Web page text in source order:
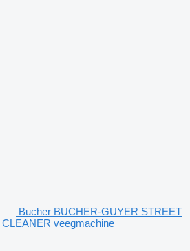
Bucher BUCHER-GUYER STREET
veegmachine